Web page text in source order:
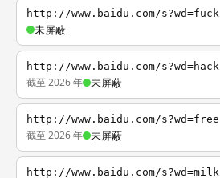
http://www.baidu.com/s?wd=fuck
未屏蔽
http://www.baidu.com/s?wd=hack
截至 2026 年 未屏蔽
http://www.baidu.com/s?wd=free
截至 2026 年 未屏蔽
http://www.baidu.com/s?wd=milk